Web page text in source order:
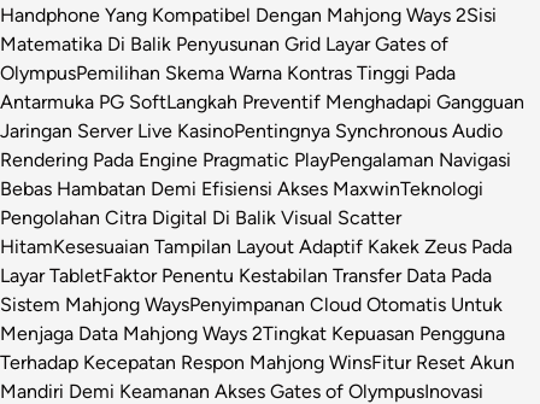
Handphone Yang Kompatibel Dengan Mahjong Ways 2Sisi
Matematika Di Balik Penyusunan Grid Layar Gates of
OlympusPemilihan Skema Warna Kontras Tinggi Pada
Antarmuka PG SoftLangkah Preventif Menghadapi Gangguan
Jaringan Server Live KasinoPentingnya Synchronous Audio
Rendering Pada Engine Pragmatic PlayPengalaman Navigasi
Bebas Hambatan Demi Efisiensi Akses MaxwinTeknologi
Pengolahan Citra Digital Di Balik Visual Scatter
HitamKesesuaian Tampilan Layout Adaptif Kakek Zeus Pada
Layar TabletFaktor Penentu Kestabilan Transfer Data Pada
Sistem Mahjong WaysPenyimpanan Cloud Otomatis Untuk
Menjaga Data Mahjong Ways 2Tingkat Kepuasan Pengguna
Terhadap Kecepatan Respon Mahjong WinsFitur Reset Akun
Mandiri Demi Keamanan Akses Gates of OlympusInovasi